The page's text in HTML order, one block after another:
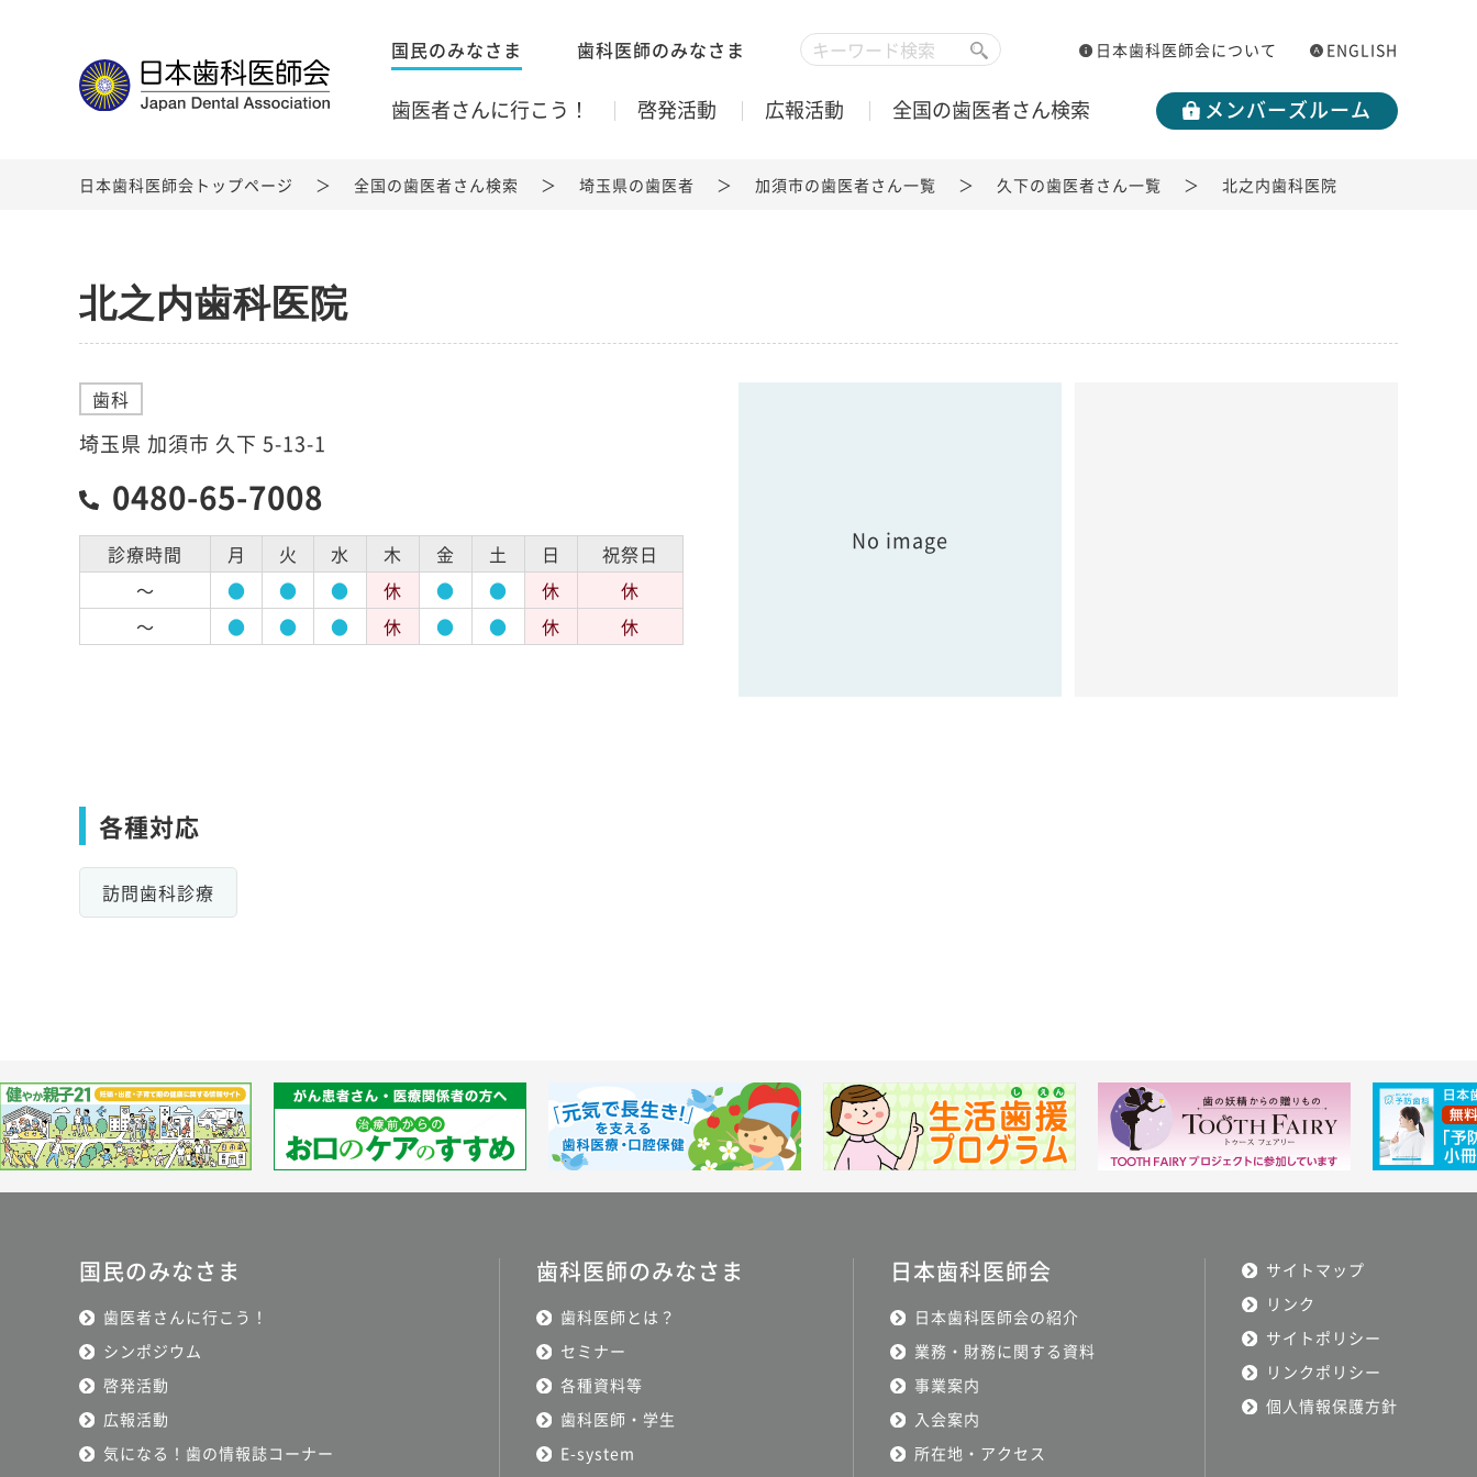
国民のみなさま 歯科医師のみなさま 日本歯科医師会について ENGLISH
歯医者さんに行こう！ 啓発活動 広報活動 全国の歯医者さん検索 メンバーズルーム
日本歯科医師会トップページ 全国の歯医者さん検索 埼玉県の歯医者 加須市の歯医者さん一覧 久下の歯医者さん一覧 北之内歯科医院
北之内歯科医院
歯科
埼玉県 加須市 久下 5-13-1
0480-65-7008
診療時間 月 火 水 木 金 土 日
祝祭日
～
● ● ● 休 ● ● 休
休
～
● ● ● 休 ● ● 休 休
No image
各種対応
訪問歯科診療
国民のみなさま
歯医者さんに行こう！
シンポジウム
啓発活動
広報活動
気になる！歯の情報誌コーナー
歯科医師のみなさま
歯科医師とは？
セミナー
各種資料等
歯科医師・学生
E-system
日本歯科医師会
日本歯科医師会の紹介
業務・財務に関する資料
事業案内
入会案内
所在地・アクセス
サイトマップ
リンク
サイトポリシー
リンクポリシー
個人情報保護方針